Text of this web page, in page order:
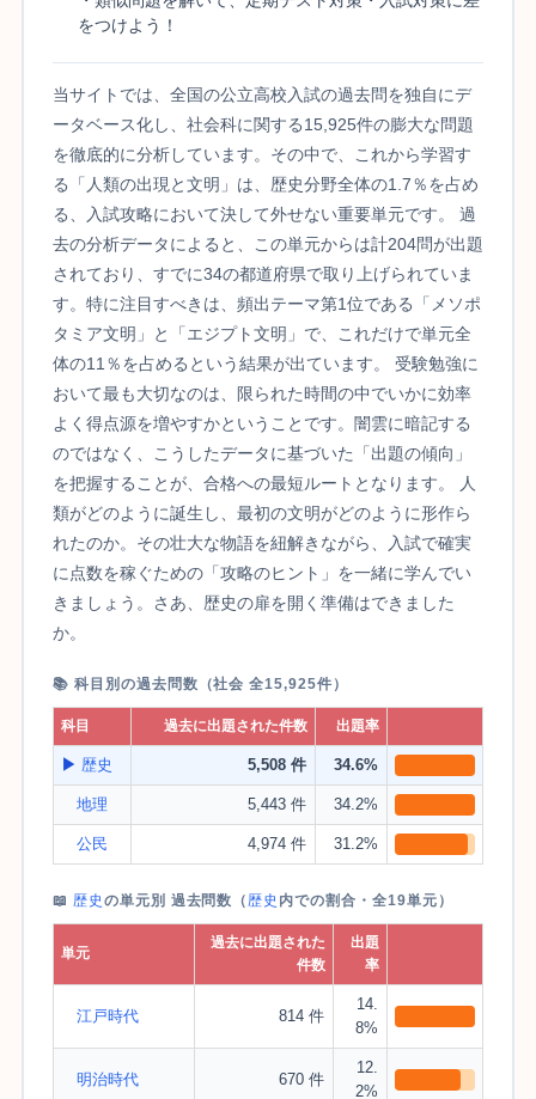
をつけよう！
当サイトでは、全国の公立高校入試の過去問を独自にデ
ータベース化し、社会科に関する15,925件の膨大な問題
を徹底的に分析しています。その中で、これから学習す
る「人類の出現と文明」は、歴史分野全体の1.7％を占め
る、入試攻略において決して外せない重要単元です。 過
去の分析データによると、この単元からは計204問が出題
されており、すでに34の都道府県で取り上げられていま
す。特に注目すべきは、頻出テーマ第1位である「メソポ
タミア文明」と「エジプト文明」で、これだけで単元全
体の11％を占めるという結果が出ています。 受験勉強に
おいて最も大切なのは、限られた時間の中でいかに効率
よく得点源を増やすかということです。闇雲に暗記する
のではなく、こうしたデータに基づいた「出題の傾向」
を把握することが、合格への最短ルートとなります。 人
類がどのように誕生し、最初の文明がどのように形作ら
れたのか。その壮大な物語を紐解きながら、入試で確実
に点数を稼ぐための「攻略のヒント」を一緒に学んでい
きましょう。さあ、歴史の扉を開く準備はできました
か。
📚 科目別の過去問数（社会 全15,925件）
科目 過去に出題された件数 出題率
▶ 歴史 5,508 件 34.6%
地理 5,443 件 34.2%
公民 4,974 件 31.2%
📖 歴史 の単元別 過去問数（ 歴史 内での割合・全19単元）
単元
過去に出題された
件数
出題
率
江戸時代 814 件
14.
8%
明治時代 670 件
12.
2%